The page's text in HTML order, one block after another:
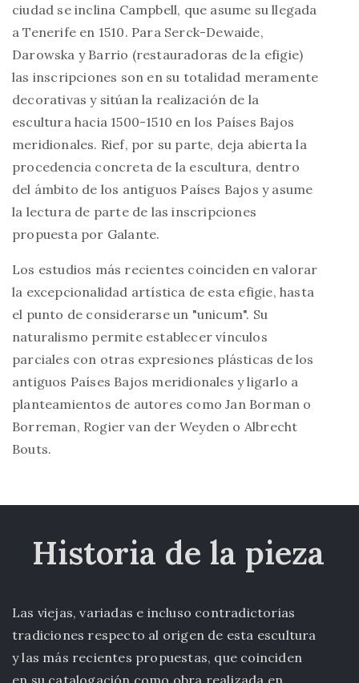
ciudad se inclina Campbell, que asume su llegada
a Tenerife en 1510. Para Serck-Dewaide,
Darowska y Barrio (restauradoras de la efigie)
las inscripciones son en su totalidad meramente
decorativas y sitúan la realización de la
escultura hacia 1500-1510 en los Países Bajos
meridionales. Rief, por su parte, deja abierta la
procedencia concreta de la escultura, dentro
del ámbito de los antiguos Países Bajos y asume
la lectura de parte de las inscripciones
propuesta por Galante.
Los estudios más recientes coinciden en valorar
la excepcionalidad artística de esta efigie, hasta
el punto de considerarse un "unicum". Su
naturalismo permite establecer vínculos
parciales con otras expresiones plásticas de los
antiguos Países Bajos meridionales y ligarlo a
planteamientos de autores como Jan Borman o
Borreman, Rogier van der Weyden o Albrecht
Bouts.
Historia de la pieza
Las viejas, variadas e incluso contradictorias
tradiciones respecto al origen de esta escultura
y las más recientes propuestas, que coinciden
en su catalogación como obra realizada en